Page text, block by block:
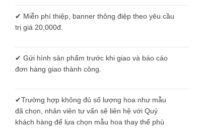
✔ Miễn phí thiệp, banner thông điệp theo yêu cầu
trị giá 20,000đ.
✔ Gửi hình sản phẩm trước khi giao và báo cáo
đơn hàng giao thành công.
✔Trường hợp không đủ số lượng hoa như mẫu
đã chọn, nhân viên tư vấn sẽ liên hệ với Quý
khách hàng để lựa chọn mẫu hoa thay thế phù